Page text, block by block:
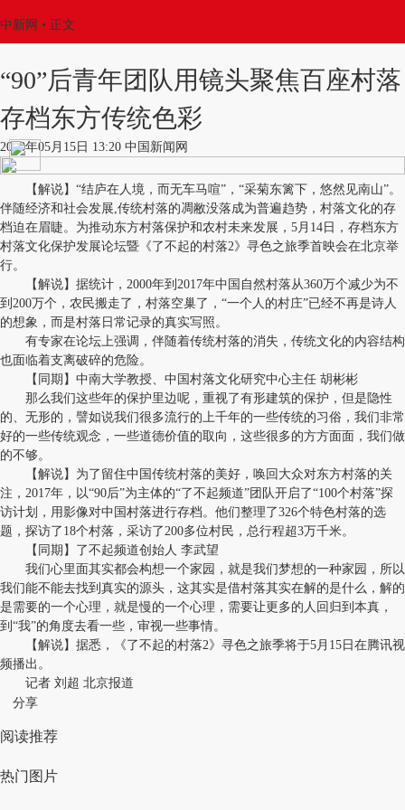
中新网 • 正文
“90”后青年团队用镜头聚焦百座村落
存档东方传统色彩
2018年05月15日 13:20 中国新闻网
【解说】“结庐在人境，而无车马喧”，“采菊东篱下，悠然见南山”。
伴随经济和社会发展,传统村落的凋敝没落成为普遍趋势，村落文化的存
档迫在眉睫。为推动东方村落保护和农村未来发展，5月14日，存档东方
村落文化保护发展论坛暨《了不起的村落2》寻色之旅季首映会在北京举
行。
【解说】据统计，2000年到2017年中国自然村落从360万个减少为不
到200万个，农民搬走了，村落空巢了，“一个人的村庄”已经不再是诗人
的想象，而是村落日常记录的真实写照。
有专家在论坛上强调，伴随着传统村落的消失，传统文化的内容结构
也面临着支离破碎的危险。
【同期】中南大学教授、中国村落文化研究中心主任 胡彬彬
那么我们这些年的保护里边呢，重视了有形建筑的保护，但是隐性
的、无形的，譬如说我们很多流行的上千年的一些传统的习俗，我们非常
好的一些传统观念，一些道德价值的取向，这些很多的方方面面，我们做
的不够。
【解说】为了留住中国传统村落的美好，唤回大众对东方村落的关
注，2017年，以“90后”为主体的“了不起频道”团队开启了“100个村落”探
访计划，用影像对中国村落进行存档。他们整理了326个特色村落的选
题，探访了18个村落，采访了200多位村民，总行程超3万千米。
【同期】了不起频道创始人 李武望
我们心里面其实都会构想一个家园，就是我们梦想的一种家园，所以
我们能不能去找到真实的源头，这其实是借村落其实在解的是什么，解的
是需要的一个心理，就是慢的一个心理，需要让更多的人回归到本真，
到“我”的角度去看一些，审视一些事情。
【解说】据悉，《了不起的村落2》寻色之旅季将于5月15日在腾讯视
频播出。
记者 刘超 北京报道
分享
阅读推荐
热门图片